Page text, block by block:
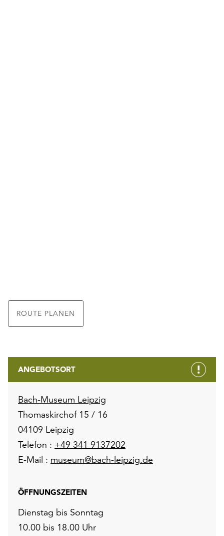
ROUTE PLANEN
ANGEBOTSORT
Bach-Museum Leipzig
Thomaskirchof 15 / 16
04109 Leipzig
Telefon : +49 341 9137202
E-Mail : museum@bach-leipzig.de
ÖFFNUNGSZEITEN
Dienstag bis Sonntag
10.00 bis 18.00 Uhr